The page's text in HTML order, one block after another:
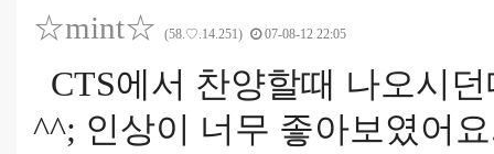
☆mint☆ (58.♡.14.251) 07-08-12 22:05
CTS에서 찬양할때 나오시
^^; 인상이 너무 좋아보였어